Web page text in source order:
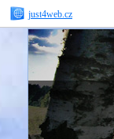
just4web.cz